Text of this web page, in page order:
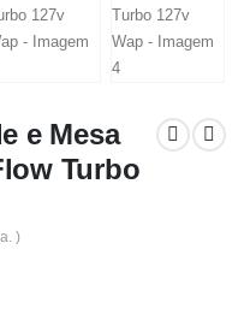
e Mesa
Turbo
)